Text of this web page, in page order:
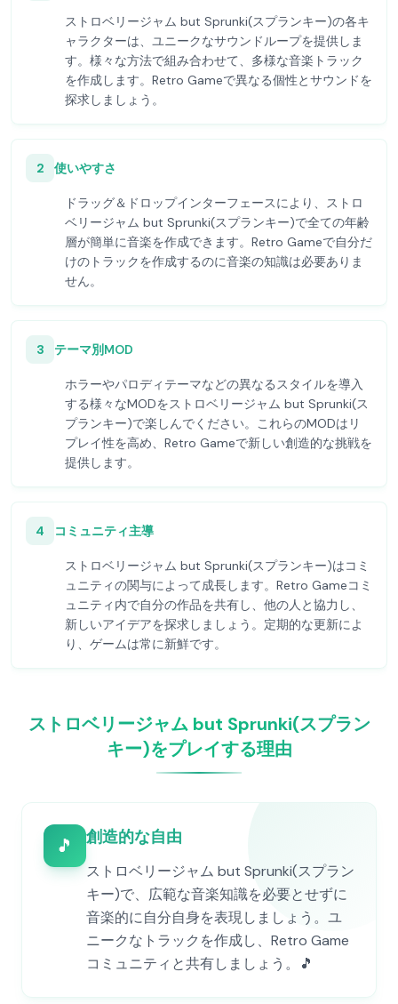
ストロベリージャム but Sprunki(スプランキー)の各キ
ャラクターは、ユニークなサウンドループを提供しま
す。様々な方法で組み合わせて、多様な音楽トラック
を作成します。Retro Gameで異なる個性とサウンドを
探求しましょう。
2 使いやすさ
ドラッグ＆ドロップインターフェースにより、ストロ
ベリージャム but Sprunki(スプランキー)で全ての年齢
層が簡単に音楽を作成できます。Retro Gameで自分だ
けのトラックを作成するのに音楽の知識は必要ありま
せん。
3 テーマ別MOD
ホラーやパロディテーマなどの異なるスタイルを導入
する様々なMODをストロベリージャム but Sprunki(ス
プランキー)で楽しんでください。これらのMODはリ
プレイ性を高め、Retro Gameで新しい創造的な挑戦を
提供します。
4 コミュニティ主導
ストロベリージャム but Sprunki(スプランキー)はコミ
ュニティの関与によって成長します。Retro Gameコミ
ュニティ内で自分の作品を共有し、他の人と協力し、
新しいアイデアを探求しましょう。定期的な更新によ
り、ゲームは常に新鮮です。
ストロベリージャム but Sprunki(スプラン
キー)をプレイする理由
🎵 創造的な自由
ストロベリージャム but Sprunki(スプラン
キー)で、広範な音楽知識を必要とせずに
音楽的に自分自身を表現しましょう。ユ
ニークなトラックを作成し、Retro Game
コミュニティと共有しましょう。🎵